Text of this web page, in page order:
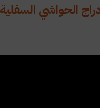
الحواشي